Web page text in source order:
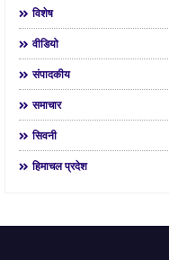
विशेष
वीडियो
संपादकीय
समाचार
सिवनी
हिमाचल प्रदेश